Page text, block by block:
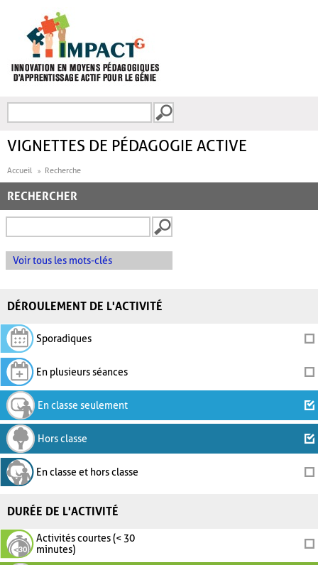
FORMULAIRE DE
VIGNETTES DE PÉDAGOGIE ACTIVE
Accueil Recherche
RECHERCHER
Voir tous les mots-clés
DÉROULEMENT DE L'ACTIVITÉ
Sporadiques
En plusieurs séances
En classe seulement
Hors classe
En classe et hors classe
DURÉE DE L'ACTIVITÉ
Activités courtes (< 30
minutes)